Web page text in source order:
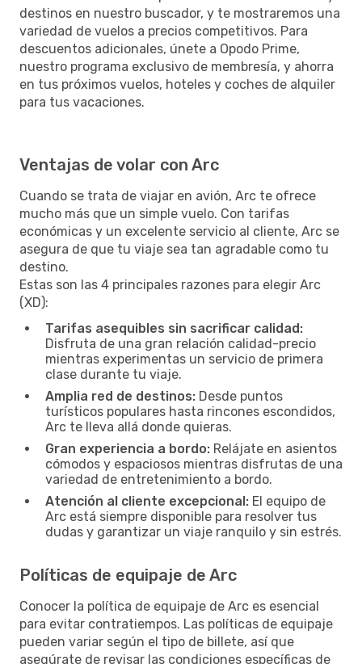
destinos en nuestro buscador, y te mostraremos una
variedad de vuelos a precios competitivos. Para
descuentos adicionales, únete a Opodo Prime,
nuestro programa exclusivo de membresía, y ahorra
en tus próximos vuelos, hoteles y coches de alquiler
para tus vacaciones.
Ventajas de volar con Arc
Cuando se trata de viajar en avión, Arc te ofrece
mucho más que un simple vuelo. Con tarifas
económicas y un excelente servicio al cliente, Arc se
asegura de que tu viaje sea tan agradable como tu
destino.
Estas son las 4 principales razones para elegir Arc
(XD):
Tarifas asequibles sin sacrificar calidad:
Disfruta de una gran relación calidad-precio
mientras experimentas un servicio de primera
clase durante tu viaje.
Amplia red de destinos: Desde puntos
turísticos populares hasta rincones escondidos,
Arc te lleva allá donde quieras.
Gran experiencia a bordo: Relájate en asientos
cómodos y espaciosos mientras disfrutas de una
variedad de entretenimiento a bordo.
Atención al cliente excepcional: El equipo de
Arc está siempre disponible para resolver tus
dudas y garantizar un viaje ranquilo y sin estrés.
Políticas de equipaje de Arc
Conocer la política de equipaje de Arc es esencial
para evitar contratiempos. Las políticas de equipaje
pueden variar según el tipo de billete, así que
asegúrate de revisar las condiciones específicas de